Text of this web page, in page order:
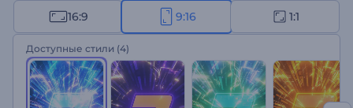
Этот современный шаблон — все, что вам нужно, чтобы
повысить вовлеченность, ведь зрители будут с нетерпением
ждать, что же будет дальше. Вам сможете загрузить свой
логотип и ввести слоган за пару кликов и получить
профессиональную анимированную заставку с логотипом.
Шаблон отлично подходит для оформления анонсов
технологических мероприятий, запуска новых продуктов,
16:9 9:16 1:1
Доступные стили (4)